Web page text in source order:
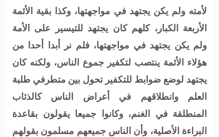
لأمته ولم يكن يجتهد في مواجهتها، وكذا بقية الأئمة
الأربعة الكبار، كلهم كان يجتهد للتيسير على الأمة
ولم يكن يجتهد في مواجهتها، فلم نر أبدا أحدا من
هؤلاء الأئمة ينتصب لتكفير جموع الناس، ولكنه كان
يجتهد لوضع ضوابط للتكفير تحول بين متطرفي طلبة
العلم وانطلاقهم في أعراض الناس كالذئاب
المنطلقة في الغنم، وكانوا جميعا يقولون بقاعدة
البراءة الأصلية، وأن الناس جميعهم مسلمون بقولهم